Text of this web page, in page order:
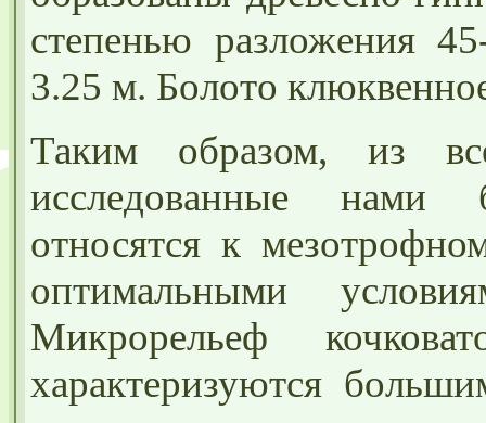
степенью разложения
3.25 м. Болото
Таким образом, из
исследованные нами
относятся к
оптимальными
Микрорельеф
характеризуются